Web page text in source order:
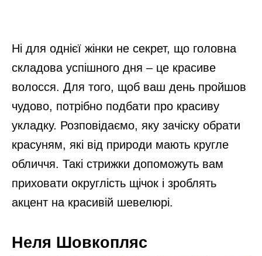
Ні для однієї жінки не секрет, що головна
складова успішного дня – це красиве
волосся. Для того, щоб ваш день пройшов
чудово, потрібно подбати про красиву
укладку. Розповідаємо, яку зачіску обрати
красуням, які від природи мають кругле
обличчя. Такі стрижки допоможуть вам
приховати округлість щічок і зроблять
акцент на красивій шевелюрі.
Неля Шовкопляс